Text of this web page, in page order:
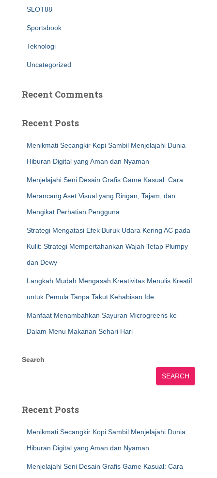
SLOT88
Sportsbook
Teknologi
Uncategorized
Recent Comments
Recent Posts
Menikmati Secangkir Kopi Sambil Menjelajahi Dunia
Hiburan Digital yang Aman dan Nyaman
Menjelajahi Seni Desain Grafis Game Kasual: Cara
Merancang Aset Visual yang Ringan, Tajam, dan
Mengikat Perhatian Pengguna
Strategi Mengatasi Efek Buruk Udara Kering AC pada
Kulit: Strategi Mempertahankan Wajah Tetap Plumpy
dan Dewy
Langkah Mudah Mengasah Kreativitas Menulis Kreatif
untuk Pemula Tanpa Takut Kehabisan Ide
Manfaat Menambahkan Sayuran Microgreens ke
Dalam Menu Makanan Sehari Hari
Search
SEARCH
Recent Posts
Menikmati Secangkir Kopi Sambil Menjelajahi Dunia
Hiburan Digital yang Aman dan Nyaman
Menjelajahi Seni Desain Grafis Game Kasual: Cara